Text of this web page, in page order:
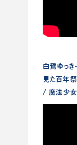
白鷺ゆっ
見た百年
/ 魔法少